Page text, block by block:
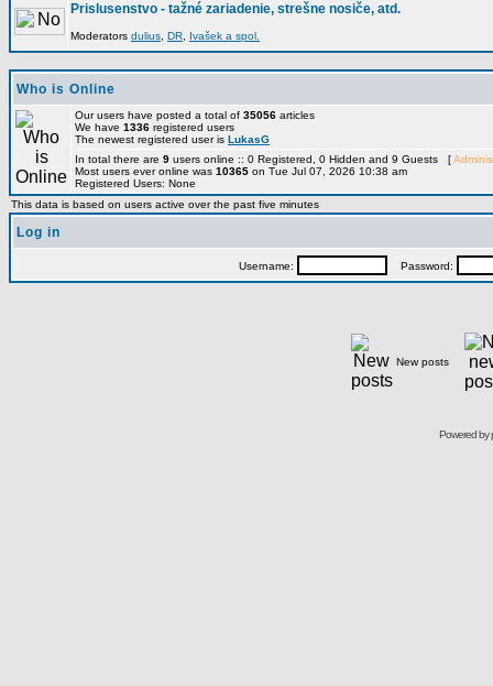
Prislusenstvo - tažné zariadenie, strešne nosiče, atd.
Moderators dulius DR Ivašek a spol.
Who is Online
Our users have posted a total of 35056 articles
We have 1336 registered users
The newest registered user is LukasG
In total there are 9 users online :: 0 Registered, 0 Hidden and 9 Guests [
Most users ever online was 10365 on Tue Jul 07, 2026 10:38 am
Registered Users: None
This data is based on users active over the past five minutes
Log in
Username: Password:
New posts
Powered by